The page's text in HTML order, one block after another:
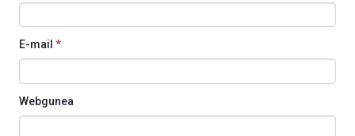
E-mail *
Webgunea